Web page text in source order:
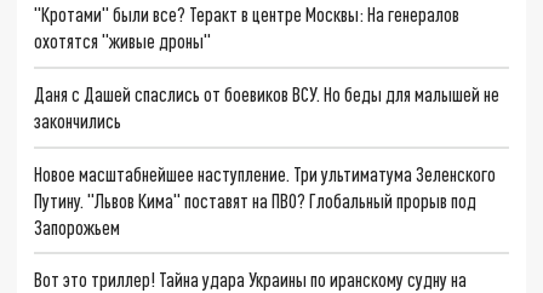
"Кротами" были все? Теракт в центре Москвы: На генералов
охотятся "живые дроны"
Даня с Дашей спаслись от боевиков ВСУ. Но беды для малышей не
закончились
Новое масштабнейшее наступление. Три ультиматума Зеленского
Путину. "Львов Кима" поставят на ПВО? Глобальный прорыв под
Запорожьем
Вот это триллер! Тайна удара Украины по иранскому судну на